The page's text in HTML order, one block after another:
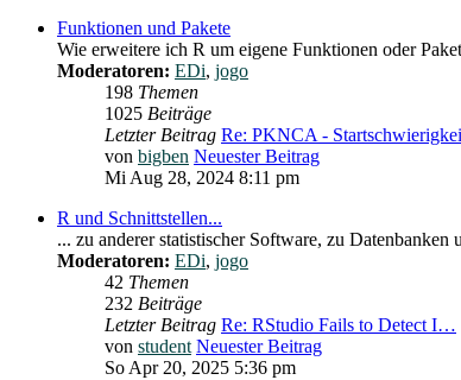
Funktionen und Pakete
Wie erweitere ich R um eigene Funktionen oder
Moderatoren: EDi, jogo
198 Themen
1025 Beiträge
Letzter Beitrag Re: PKNCA -
von bigben Neuester Beitrag
Mi Aug 28, 2024 8:11 pm
R und Schnittstellen...
... zu anderer statistischer Software, zu Datenbanken
Moderatoren: EDi, jogo
42 Themen
232 Beiträge
Letzter Beitrag Re: RStudio Fails to Detect I…
von student Neuester Beitrag
So Apr 20, 2025 5:36 pm